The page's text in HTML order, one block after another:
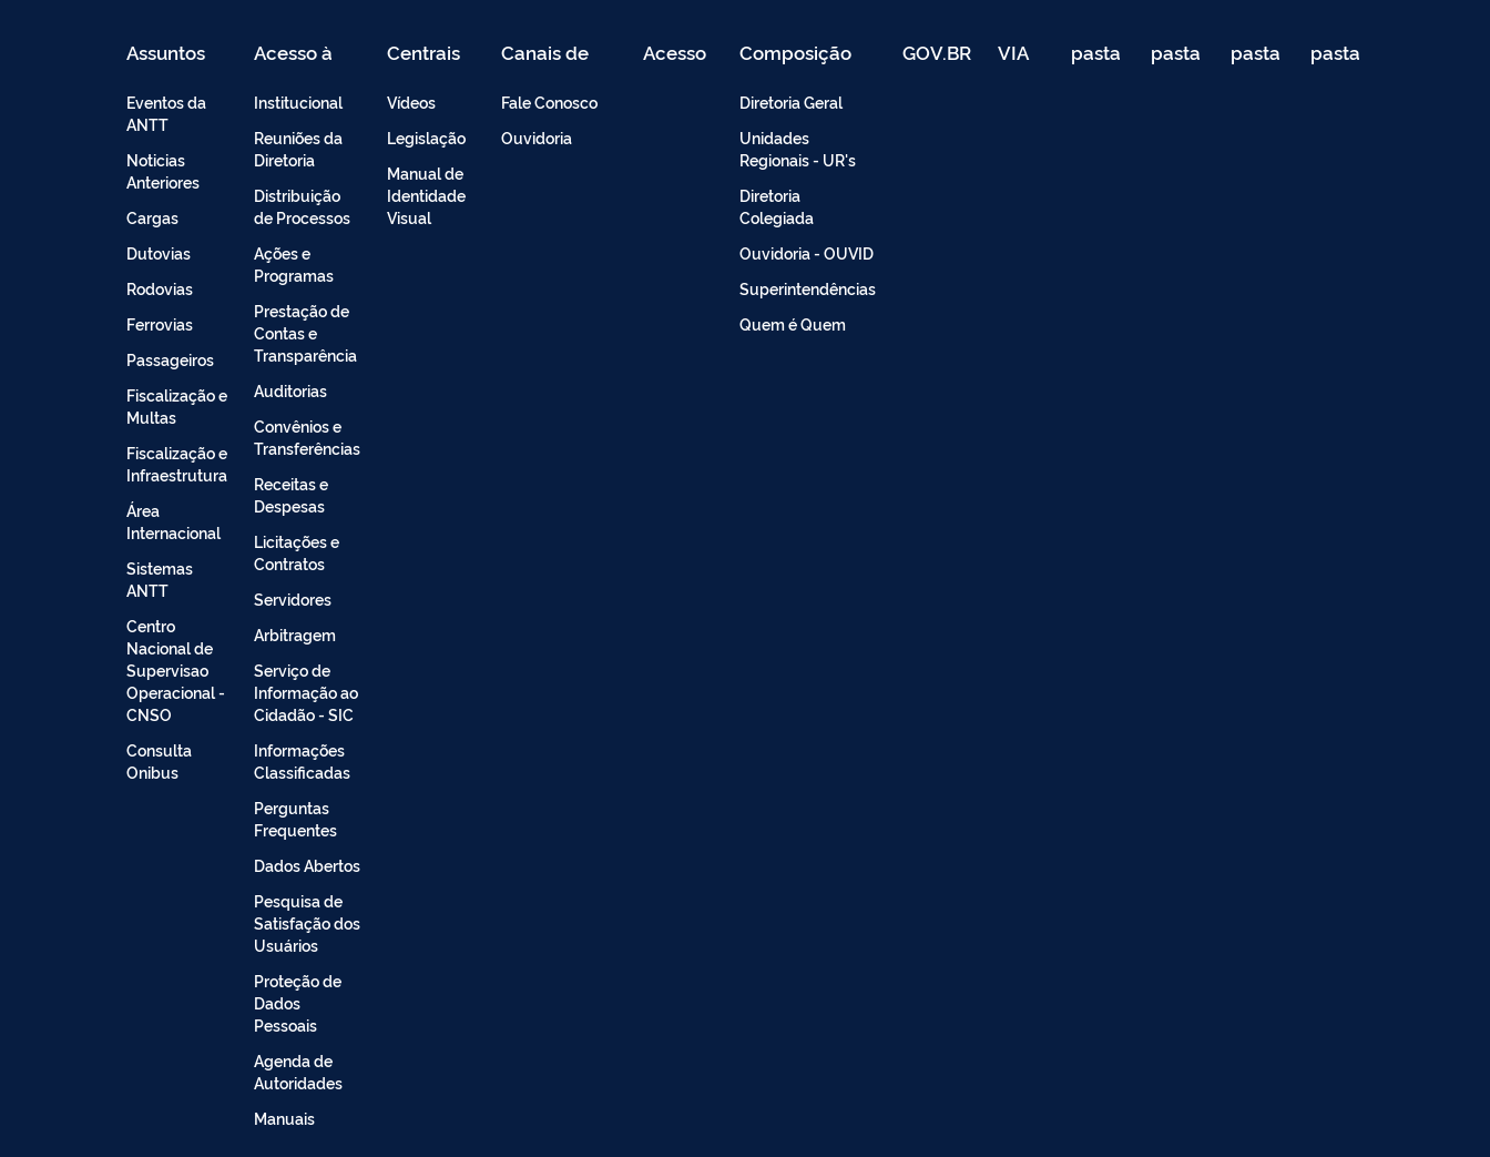
Assuntos
Eventos da
ANTT
Noticias
Anteriores
Cargas
Dutovias
Rodovias
Ferrovias
Passageiros
Fiscalização e
Multas
Fiscalização e
Infraestrutura
Área
Internacional
Sistemas
ANTT
Centro
Nacional de
Supervisao
Operacional -
CNSO
Consulta
Onibus
Acesso à
Institucional
Reuniões da
Diretoria
Distribuição
de Processos
Ações e
Programas
Prestação de
Contas e
Transparência
Auditorias
Convênios e
Transferências
Receitas e
Despesas
Licitações e
Contratos
Servidores
Arbitragem
Serviço de
Informação ao
Cidadão - SIC
Informações
Classificadas
Perguntas
Frequentes
Dados Abertos
Pesquisa de
Satisfação dos
Usuários
Proteção de
Dados
Pessoais
Agenda de
Autoridades
Manuais
Centrais
Vídeos
Legislação
Manual de
Identidade
Visual
Canais de
Fale Conosco
Ouvidoria
Acesso Composição
Diretoria Geral
Unidades
Regionais - UR's
Diretoria
Colegiada
Ouvidoria - OUVID
Superintendências
Quem é Quem
GOV.BR VIA pasta
de
pasta
de
pasta
de
pasta
de